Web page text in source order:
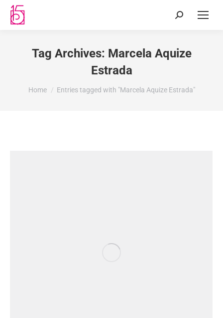
Tag Archives: Marcela Aquize
Estrada
You are here:
Home Entries tagged with "Marcela Aquize Estrada"